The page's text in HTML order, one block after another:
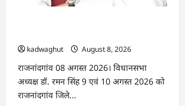
kadwaghut
August 8, 2026
राजनांदगांव 08 अगस्त 2026। विधानसभा
अध्यक्ष डॉ. रमन सिंह 9 एवं 10 अगस्त 2026 को
राजनांदगांव जिले...